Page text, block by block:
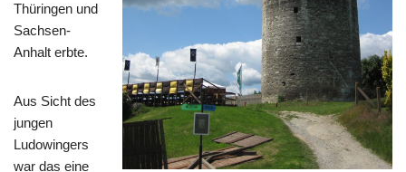
Thüringen und
Sachsen-
Anhalt erbte.
Aus Sicht des
jungen
Ludowingers
war das eine